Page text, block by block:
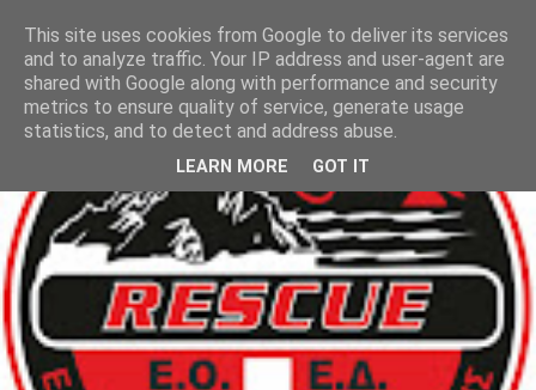
This site uses cookies from Google to deliver its services
and to analyze traffic. Your IP address and user-agent are
shared with Google along with performance and security
metrics to ensure quality of service, generate usage
statistics, and to detect and address abuse.
LEARN MORE GOT IT